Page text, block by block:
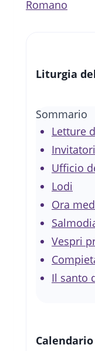
Romano
Liturgia
Sommario
Letture
Ufficio
Lodi
Ora
Vespri
Il santo
Calendario